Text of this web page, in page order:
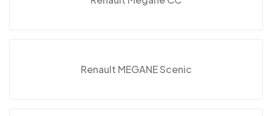
Renault MEGANE Scenic